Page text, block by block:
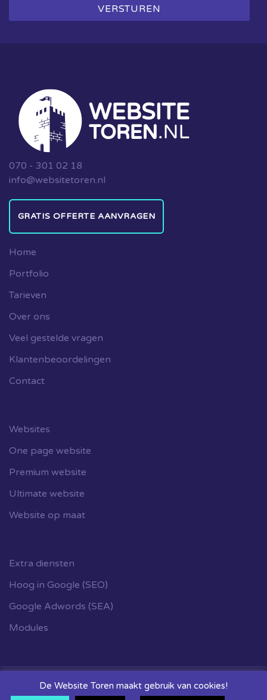
VERSTUREN
070 - 301 02 18
info@websitetoren.nl
GRATIS OFFERTE AANVRAGEN
Home
Portfolio
Tarieven
Over ons
Veel gestelde vragen
Klantenbeoordelingen
Contact
Websites
One page website
Premium website
Ultimate website
Website op maat
Extra diensten
Hoog in Google (SEO)
Google Adwords (SEA)
Modules
Copyright © De Website toren. Alle rechten voorbehouden.
De Website Toren maakt gebruik van cookies!